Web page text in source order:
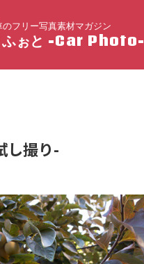
のフリー写真素材マガジン
ふぉと -Car Photo-
し撮り-